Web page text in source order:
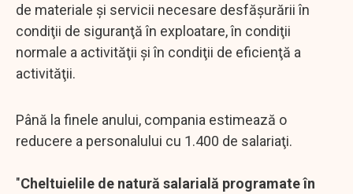
de materiale şi servicii necesare desfăşurării în
condiţii de siguranţă în exploatare, în condiţii
normale a activităţii şi în condiţii de eficienţă a
activităţii.
Până la finele anului, compania estimează o
reducere a personalului cu 1.400 de salariaţi.
"Cheltuielile de natură salarială programate în